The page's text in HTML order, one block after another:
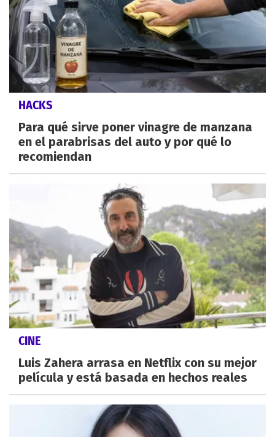
HACKS
Para qué sirve poner vinagre de manzana
en el parabrisas del auto y por qué lo
recomiendan
CINE
Luis Zahera arrasa en Netflix con su mejor
película y está basada en hechos reales